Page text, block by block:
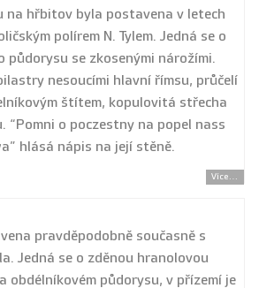
na hřbitov byla postavena v letech
polírem N. Tylem. Jedná se o
půdorysu se zkosenými nárožími.
nesoucími hlavní římsu, průčelí
štítem, kopulovitá střecha
“Pomni o poczestny na popel nass
hlásá nápis na její stěně.
Více...
pravděpodobně současně s
Jedná se o zděnou hranolovou
obdélníkovém půdorysu, v přízemí je